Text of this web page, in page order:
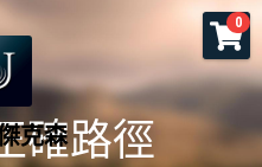
克森
0
確路徑
×
類